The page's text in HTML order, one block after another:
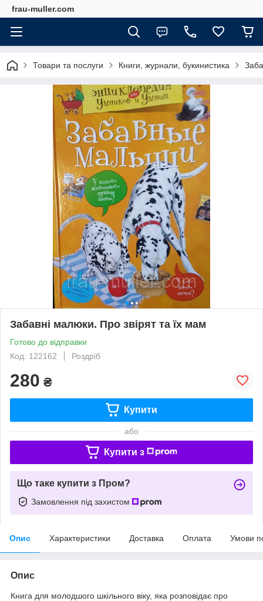
frau-muller.com
Товари та послуги Книги, журнали, букинистика
Забавні малюки. Про звірят та їх мам
Готово до відправки
Код: 122162
Роздріб
280 ₴
Купити
або
Купити з
Що таке купити з Пром?
Замовлення під захистом
Опис Характеристики Доставка Оплата Умови
Опис
Книга для молодшого шкільного віку, яка розповідає про